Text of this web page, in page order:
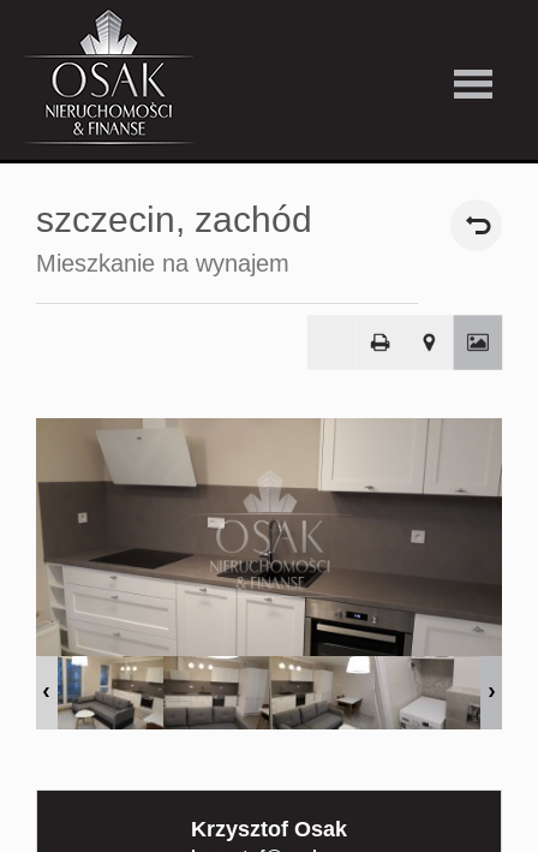
Kup
Strefa
Firma
szczecin, zachód
Mieszkanie na wynajem
Krzysztof Osak